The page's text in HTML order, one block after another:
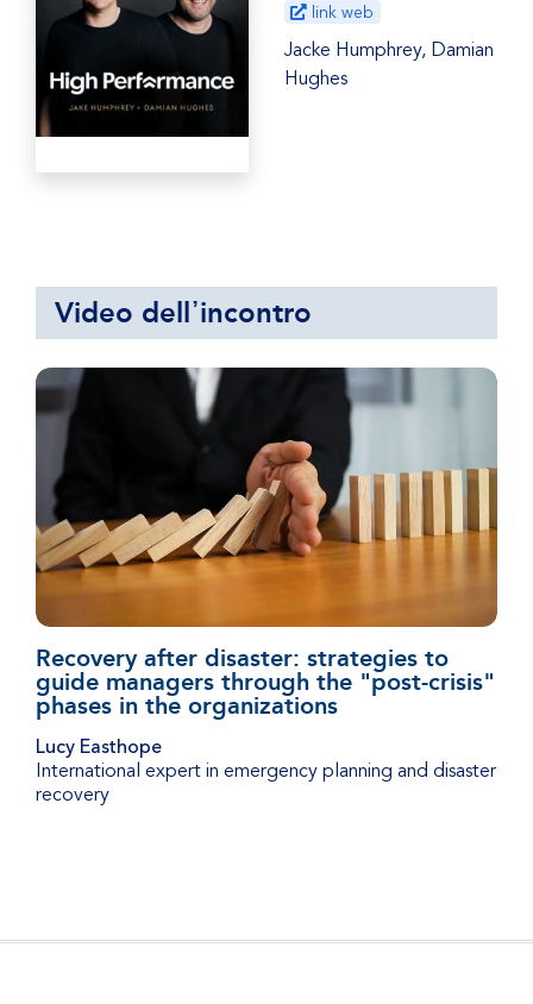
link web
Jacke Humphrey, Damian
Hughes
Video dell᾿incontro
Recovery after disaster: strategies to
guide managers through the "post-crisis"
phases in the organizations
Lucy Easthope
International expert in emergency planning and disaster
recovery